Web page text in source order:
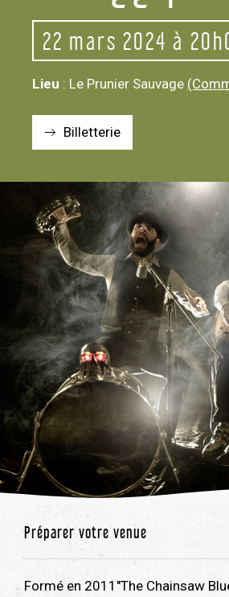
22 mars 2024 à
Lieu : Le Prunier Sauvage
Billetterie
Formé en 2011″The Chainsaw
Préparer votre venue